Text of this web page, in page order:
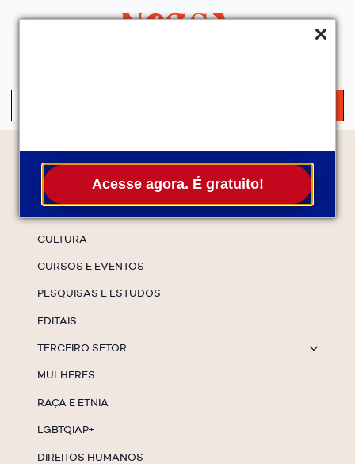
Acesse agora. É gratuito!
Temas
CULTURA
CURSOS E EVENTOS
PESQUISAS E ESTUDOS
EDITAIS
TERCEIRO SETOR
MULHERES
RAÇA E ETNIA
LGBTQIAP+
DIREITOS HUMANOS